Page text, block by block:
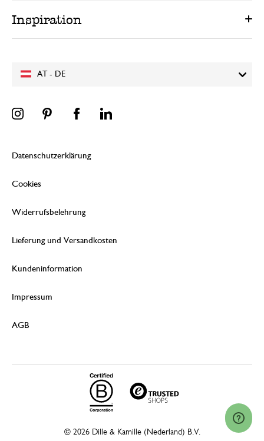
AT - DE
Inspiration
Datenschutzerklärung
Cookies
Widerrufsbelehrung
Lieferung und Versandkosten
Kundeninformation
Impressum
AGB
© 2026 Dille & Kamille (Nederland) B.V.